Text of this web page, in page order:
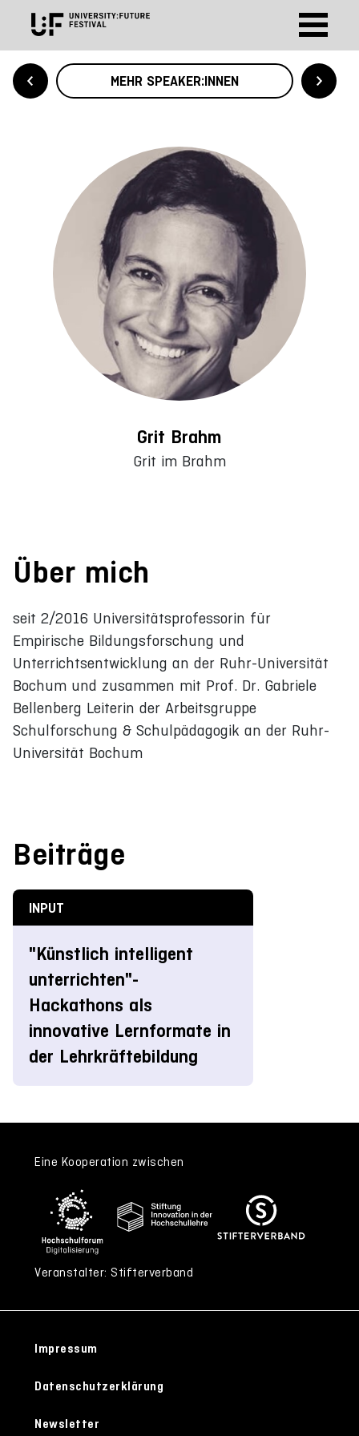
MEHR SPEAKER:INNEN
Grit Brahm
Grit im Brahm
Über mich
seit 2/2016 Universitätsprofessorin für
Empirische Bildungsforschung und
Unterrichtsentwicklung an der Ruhr-Universität
Bochum und zusammen mit Prof. Dr. Gabriele
Bellenberg Leiterin der Arbeitsgruppe
Schulforschung & Schulpädagogik an der Ruhr-
Universität Bochum
Beiträge
INPUT
"Künstlich intelligent
unterrichten"-
Hackathons als
innovative Lernformate in
der Lehrkräftebildung
Eine Kooperation zwischen
Veranstalter: Stifterverband
Impressum
Datenschutzerklärung
Newsletter